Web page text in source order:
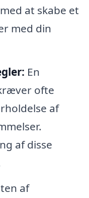
at skabe et
med din
En
ofte
af
af disse
af